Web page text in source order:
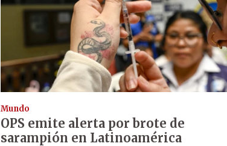
Mundo
OPS emite alerta por brote de
sarampión en Latinoamérica